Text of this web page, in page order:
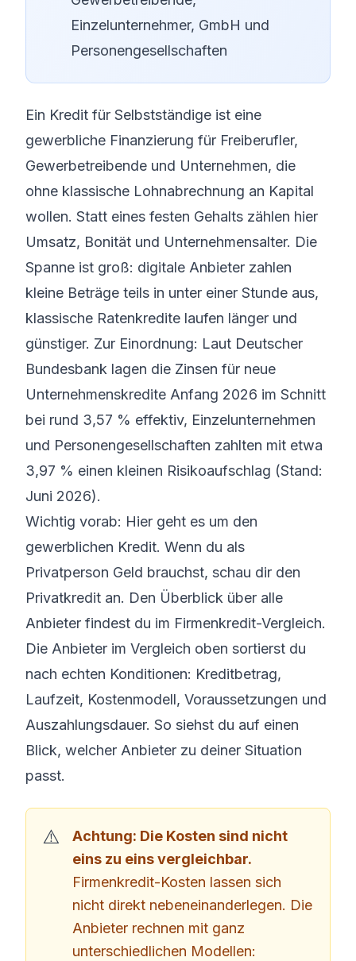
Einzelunternehmer, GmbH und
Personengesellschaften
Ein Kredit für Selbstständige ist eine
gewerbliche Finanzierung für Freiberufler,
Gewerbetreibende und Unternehmen, die
ohne klassische Lohnabrechnung an Kapital
wollen. Statt eines festen Gehalts zählen hier
Umsatz, Bonität und Unternehmensalter. Die
Spanne ist groß: digitale Anbieter zahlen
kleine Beträge teils in unter einer Stunde aus,
klassische Ratenkredite laufen länger und
günstiger. Zur Einordnung: Laut Deutscher
Bundesbank lagen die Zinsen für neue
Unternehmenskredite Anfang 2026 im Schnitt
bei rund 3,57 % effektiv, Einzelunternehmen
und Personengesellschaften zahlten mit etwa
3,97 % einen kleinen Risikoaufschlag (Stand:
Juni 2026).
Wichtig vorab: Hier geht es um den
gewerblichen Kredit. Wenn du als
Privatperson Geld brauchst, schau dir den
Privatkredit an. Den Überblick über alle
Anbieter findest du im Firmenkredit-Vergleich.
Die Anbieter im Vergleich oben sortierst du
nach echten Konditionen: Kreditbetrag,
Laufzeit, Kostenmodell, Voraussetzungen und
Auszahlungsdauer. So siehst du auf einen
Blick, welcher Anbieter zu deiner Situation
passt.
Achtung: Die Kosten sind nicht
eins zu eins vergleichbar.
Firmenkredit-Kosten lassen sich
nicht direkt nebeneinanderlegen. Die
Anbieter rechnen mit ganz
unterschiedlichen Modellen: